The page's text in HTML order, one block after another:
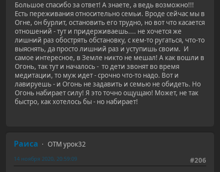
Большое спасибо за ответ! А знаете, а ведь возможно!!!
Есть переживания относительно семьи. Вроде сейчас мы в
Огне, он бурлит, остановить его трудно, но вот что касается
отношений - тут и придерживаешь.... не хочется же
лишний раз обострять обстановку, с кем-то ругаться, что-то
выяснять, да просто лишний раз и уступишь своим. И
самое интересное, в Земле никто не мешал! А как вошли в
Огонь, так тут и началось - то дети звонят во время
медитации, то муж идет - срочно что-то надо. Вот и
лавируешь - и Огонь не задавить и семью не обидеть. Но
Огонь набирает силу! Я это точно ощущаю! Может, не так
быстро, как хотелось бы - но набирает!
Раиса
ОТМ урок32
#206
14 ноября 2020, 20:59:09